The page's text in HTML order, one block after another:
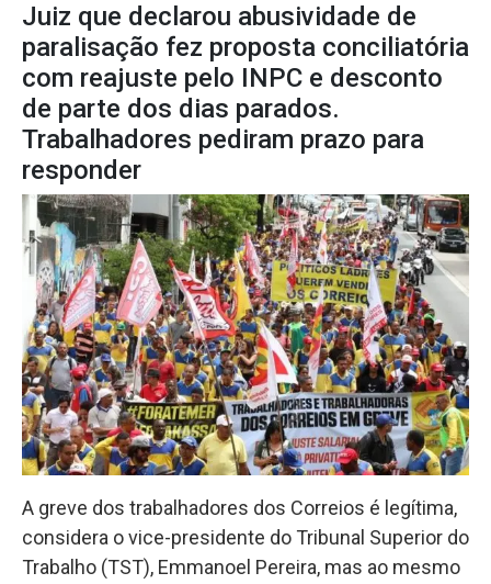
Juiz que declarou abusividade de
paralisação fez proposta conciliatória
com reajuste pelo INPC e desconto
de parte dos dias parados.
Trabalhadores pediram prazo para
responder
A greve dos trabalhadores dos Correios é legítima,
considera o vice-presidente do Tribunal Superior do
Trabalho (TST), Emmanoel Pereira, mas ao mesmo